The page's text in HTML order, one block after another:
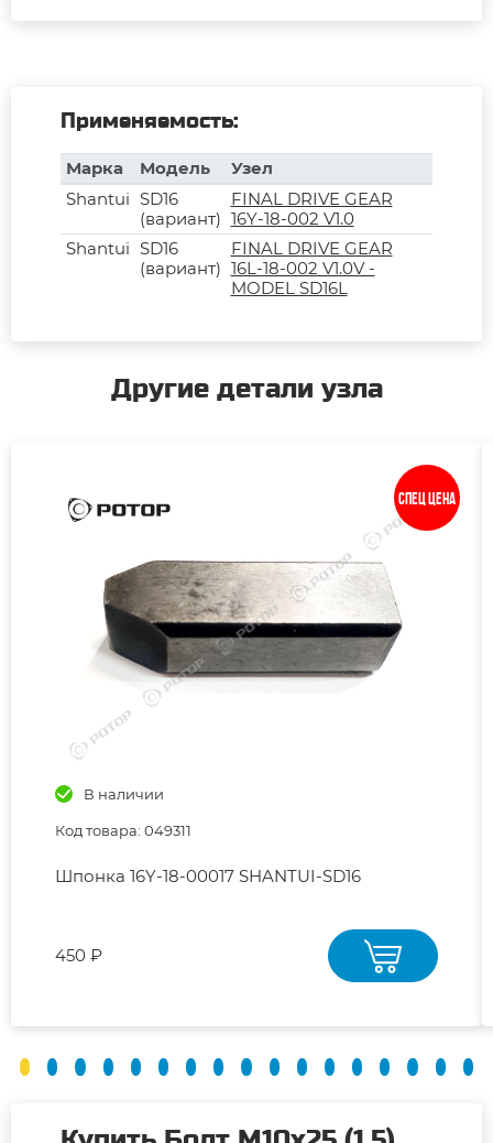
Применяемость:
Марка Модель
Узел
Shantui SD16
(вариант)
FINAL DRIVE GEAR
16Y-18-002 V1.0
Shantui SD16
(вариант)
FINAL DRIVE GEAR
16L-18-002 V1.0V -
MODEL SD16L
Другие детали узла
Спец цена
В наличии
Код товара: 049311
Шпонка 16Y-18-00017 SHANTUI-SD16
450 ₽